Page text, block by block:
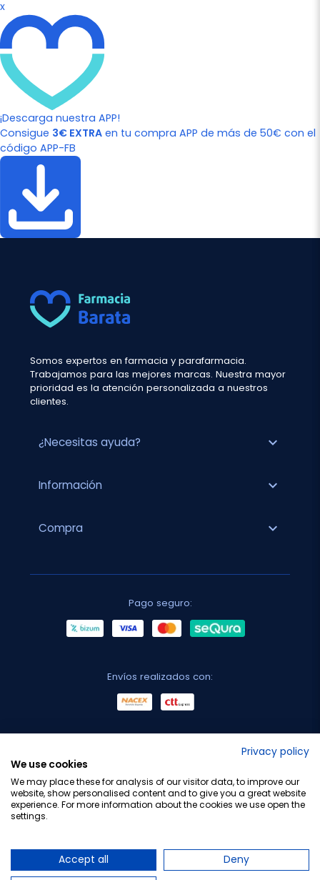
x
¡Descarga nuestra APP!
Consigue 3€ EXTRA en tu compra APP de más de 50€ con el
código APP-FB
Somos expertos en farmacia y parafarmacia.
Trabajamos para las mejores marcas. Nuestra mayor
prioridad es la atención personalizada a nuestros
clientes.
¿Necesitas ayuda? expand_more
Información expand_more
Compra expand_more
Pago seguro:
Envíos realizados con:
Privacy policy
We use cookies
We may place these for analysis of our visitor data, to improve our
website, show personalised content and to give you a great website
experience. For more information about the cookies we use open the
settings.
Accept all Deny